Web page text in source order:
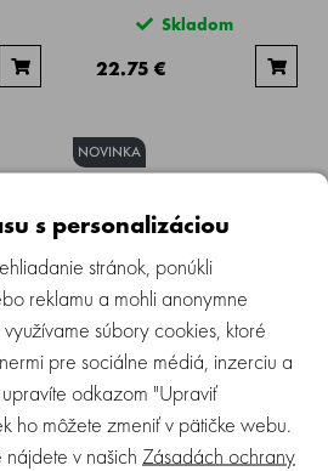
Skladom
22.75 €
- 8-
NOVINKA
SUAVINEX | Detské okuliare - 8-
14 rokov polarizované s puzdrom
2026 - ružové dúhové
Skladom
25.90 €
s personalizáciou
stránok, ponúkli
reklamu a mohli anonymne
súbory cookies, ktoré
pre sociálne médiá, inzerciu a
odkazom "Upraviť
ho môžete zmeniť v pätičke webu.
v našich Zásadách ochrany